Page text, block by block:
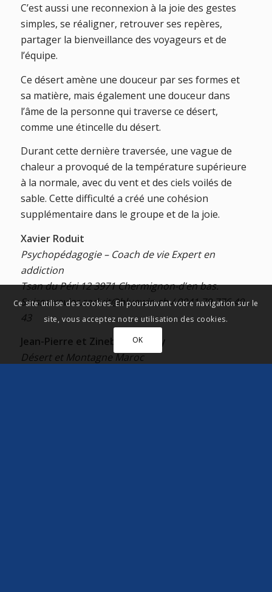
C’est aussi une reconnexion à la joie des gestes
simples, se réaligner, retrouver ses repères,
partager la bienveillance des voyageurs et de
l’équipe.
Ce désert amène une douceur par ses formes et
sa matière, mais également une douceur dans
l’âme de la personne qui traverse ce désert,
comme une étincelle du désert.
Durant cette dernière traversée, une vague de
chaleur a provoqué de la température supérieure
à la normale, avec du vent et des ciels voilés de
sable. Cette difficulté a créé une cohésion
supplémentaire dans le groupe et de la joie.
Xavier Roduit
Psychopédagogie – Coach de vie Expert en
addiction
Tsan du Péri 12 3971 Chermignon-d’en bas.
Suisse xavier.roduit@bluewin.ch / 0041 79 776 40
43
Jean-Pierre et Zineb Datcharry
Désert et Montagne Maroc
Ce site utilise des cookies. En poursuivant votre navigation sur le
site, vous acceptez notre utilisation des cookies.
OK